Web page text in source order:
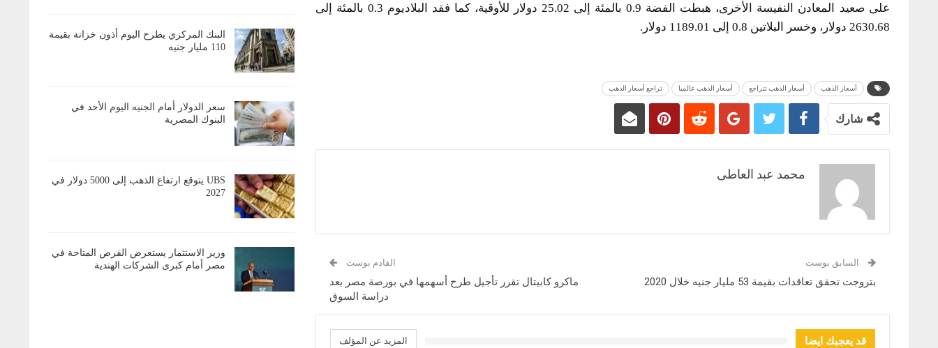
على صعيد المعادن النفيسة الأخرى، هبطت الفضة 0.9 بالمئة إلى 25.02 دولار للأوقية، كما فقد البلاديوم 0.3 بالمئة إلى
2630.68 دولار، وخسر البلاتين 0.8 إلى 1189.01 دولار.
أسعار الذهب أسعار الذهب تتراجع أسعار الذهب عالميا تراجع أسعار الذهب
شارك
محمد عبد العاطى
السابق بوست
بتروجت تحقق تعاقدات بقيمة 53 مليار جنيه خلال 2020
القادم بوست
ماكرو كابيتال تقرر تأجيل طرح أسهمها في بورصة مصر بعد
دراسة السوق
قد يعجبك ايضا المزيد عن المؤلف
البنك المركزي يطرح اليوم أذون خزانة بقيمة
110 مليار جنيه
سعر الدولار أمام الجنيه اليوم الأحد في
البنوك المصرية
UBS يتوقع ارتفاع الذهب إلى 5000 دولار في
2027
وزير الاستثمار يستعرض الفرص المتاحة في
مصر أمام كبرى الشركات الهندية